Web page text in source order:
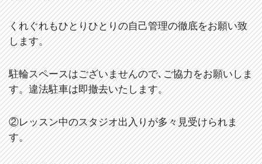
くれぐれもひとりひとりの自己管理の徹底をお願い致
します。
駐輪スペースはございませんので､ご協力をお願いしま
す。違法駐車は即撤去いたします。
②レッスン中のスタジオ出入りが多々見受けられま
す。